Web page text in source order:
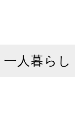
一人暮らし